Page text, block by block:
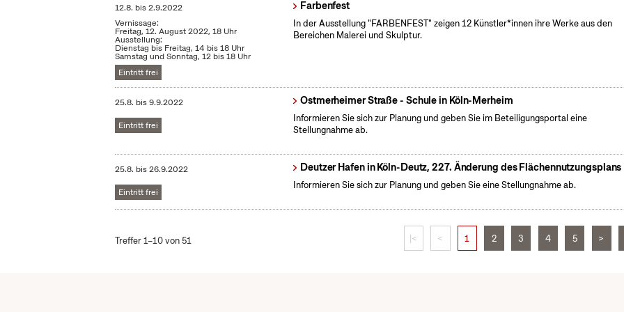
12.8. bis2.9.2022
Vernissage:
Freitag, 12. August 2022, 18 Uhr
Ausstellung:
Dienstag bis Freitag, 14 bis 18 Uhr
Samstag und Sonntag, 12 bis 18 Uhr
Eintritt frei
Farbenfest
In der Ausstellung "FARBENFEST" zeigen 12 Künstler*innen ihre Werke aus den
Bereichen Malerei und Skulptur.
25.8. bis9.9.2022
Eintritt frei
Ostmerheimer Straße - Schule in Köln-Merheim
Informieren Sie sich zur Planung und geben Sie im Beteiligungsportal eine
Stellungnahme ab.
25.8. bis26.9.2022
Eintritt frei
Deutzer Hafen in Köln-Deutz, 227. Änderung des Flächennutzungsplans
Informieren Sie sich zur Planung und geben Sie eine Stellungnahme ab.
Treffer 1–10 von 51 |< < 1 2 3 4 5 >